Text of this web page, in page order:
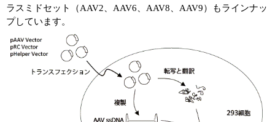
ラスミドセット（AAV2、AAV6、AAV8、AAV9）もラインナッ
プしています。